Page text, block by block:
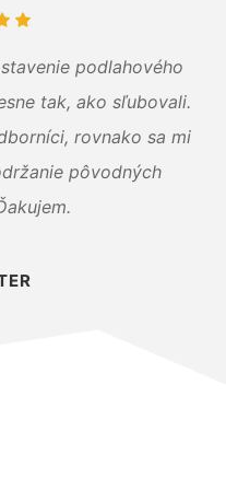
podlahového
tak, ako sľubovali.
rovnako sa mi
pôvodných